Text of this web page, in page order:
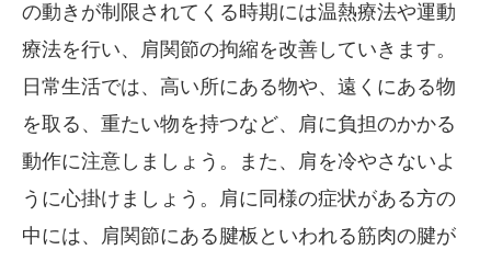
の動きが制限されてくる時期には温熱療法や運動
療法を行い、肩関節の拘縮を改善していきます。
日常生活では、高い所にある物や、遠くにある物
を取る、重たい物を持つなど、肩に負担のかかる
動作に注意しましょう。また、肩を冷やさないよ
うに心掛けましょう。肩に同様の症状がある方の
中には、肩関節にある腱板といわれる筋肉の腱が